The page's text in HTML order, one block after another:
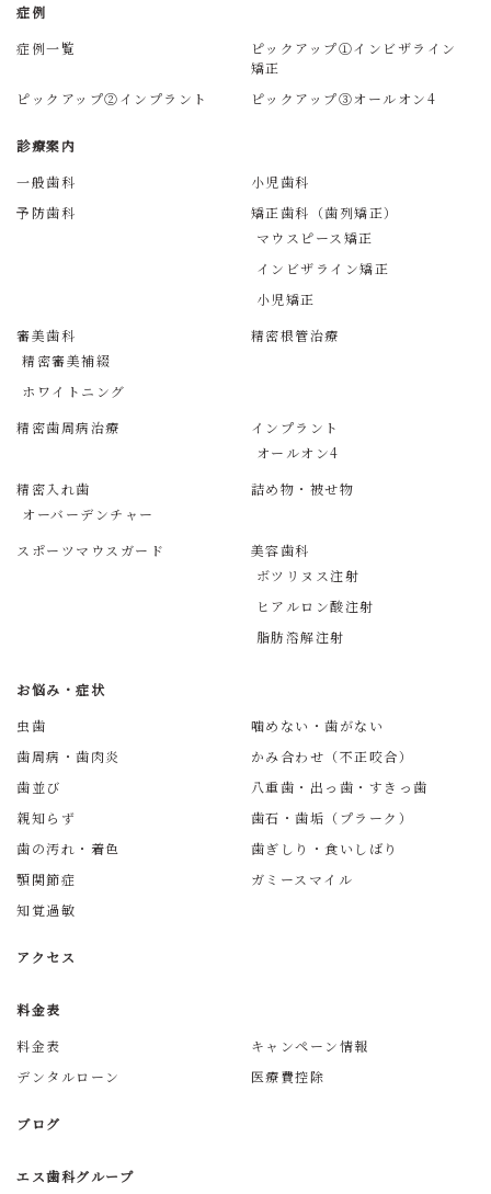
症例
症例一覧
ピックアップ①インビザライン
矯正
ピックアップ②インプラント
ピックアップ③オールオン4
診療案内
一般歯科
小児歯科
予防歯科
矯正歯科（歯列矯正）
マウスピース矯正
インビザライン矯正
小児矯正
審美歯科
精密審美補綴
ホワイトニング
精密根管治療
精密歯周病治療
インプラント
オールオン4
精密入れ歯
オーバーデンチャー
詰め物・被せ物
スポーツマウスガード
美容歯科
ボツリヌス注射
ヒアルロン酸注射
脂肪溶解注射
お悩み・症状
虫歯
噛めない・歯がない
歯周病・歯肉炎
かみ合わせ（不正咬合）
歯並び
八重歯・出っ歯・すきっ歯
親知らず
歯石・歯垢（プラーク）
歯の汚れ・着色
歯ぎしり・食いしばり
顎関節症
ガミースマイル
知覚過敏
アクセス
料金表
料金表
キャンペーン情報
デンタルローン
医療費控除
ブログ
エス歯科グループ